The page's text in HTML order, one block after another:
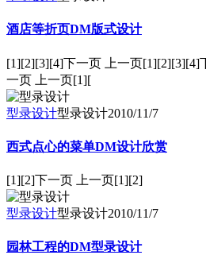
酒店等折页DM版式设计
[1][2][3][4]下一页 上一页[1][2][3][4]
一页 上一页[1][
型录设计型录设计2010/11/7
西式点心的菜单DM设计欣赏
[1][2]下一页 上一页[1][2]
型录设计型录设计2010/11/7
园林工程的DM型录设计